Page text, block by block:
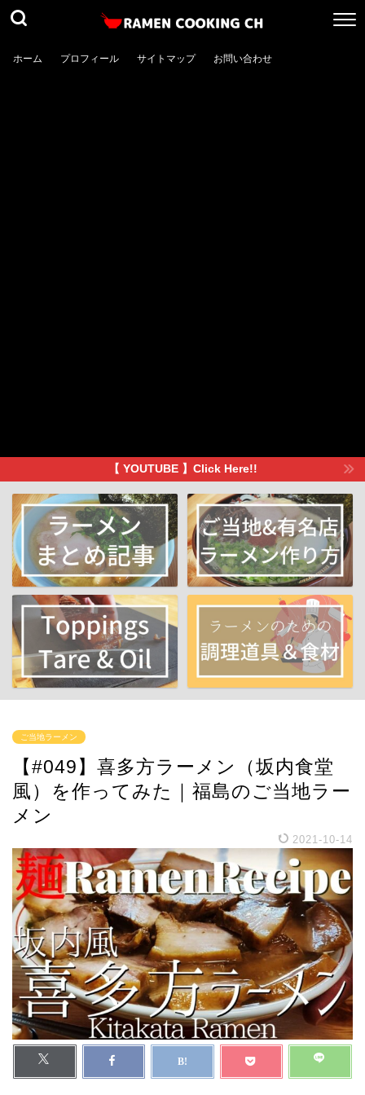
ホーム プロフィール サイトマップ お問い合わせ
【 YOUTUBE 】Click Here!!
ご当地ラーメン
【#049】喜多方ラーメン（坂内食堂
風）を作ってみた｜福島のご当地ラー
メン
2021-10-14